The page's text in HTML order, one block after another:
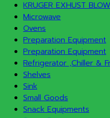
KRUGER EXHUST
Microwave
Ovens
Preparation Equipment
Preparation Equipment
Refrigerator ,Chiller &
Shelves
Sink
Small Goods
Snack Equipments